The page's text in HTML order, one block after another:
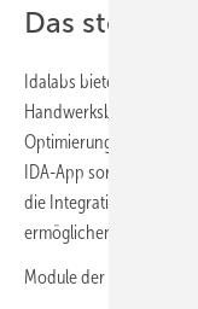
Das steckt
Idalabs bietet mit der
Handwerksbetriebe
Optimierung aller
IDA-App sorgt für
die Integration
ermöglichen.
Module der ERP-